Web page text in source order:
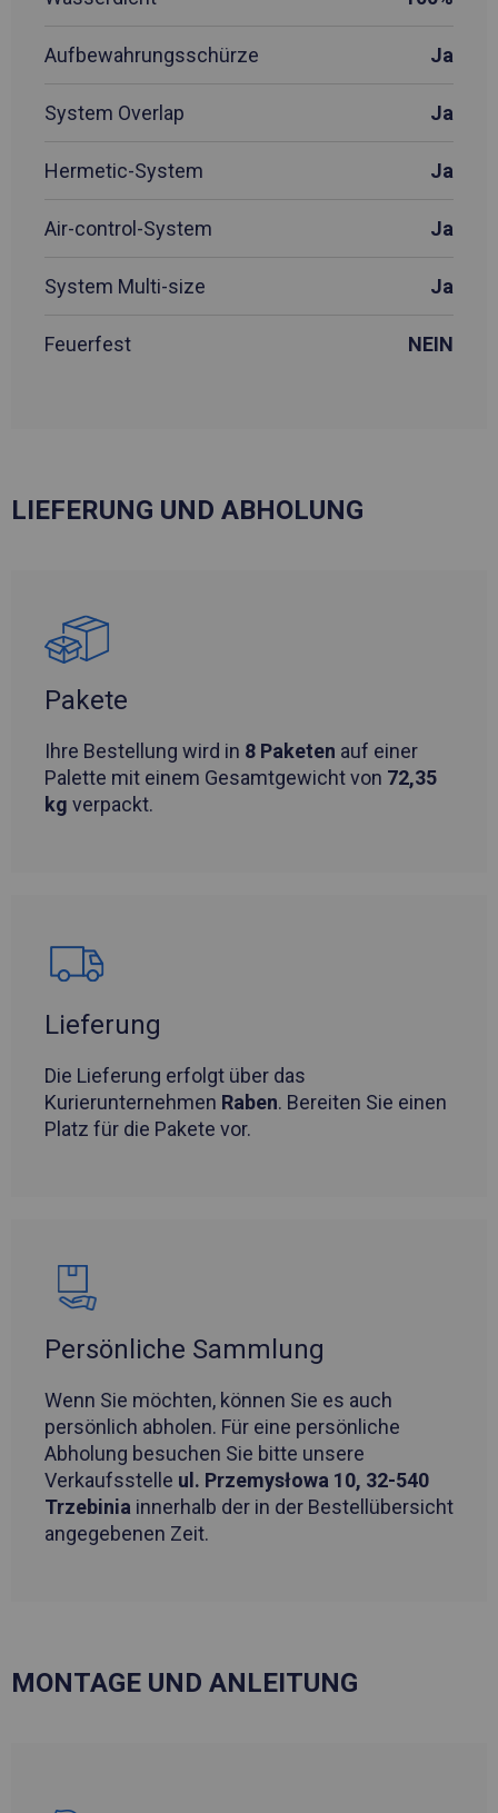
Aufbewahrungsschürze Ja
System Overlap Ja
Hermetic-System Ja
Air-control-System Ja
System Multi-size Ja
Feuerfest NEIN
LIEFERUNG UND ABHOLUNG
Pakete
Ihre Bestellung wird in 8 Paketen auf einer
Palette mit einem Gesamtgewicht von 72,35
kg verpackt.
Lieferung
Die Lieferung erfolgt über das
Kurierunternehmen Raben. Bereiten Sie einen
Platz für die Pakete vor.
Persönliche Sammlung
Wenn Sie möchten, können Sie es auch
persönlich abholen. Für eine persönliche
Abholung besuchen Sie bitte unsere
Verkaufsstelle ul. Przemysłowa 10, 32-540
Trzebinia innerhalb der in der Bestellübersicht
angegebenen Zeit.
MONTAGE UND ANLEITUNG